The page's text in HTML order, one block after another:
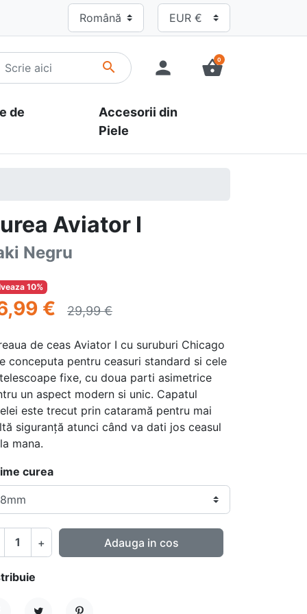
search person shopping_basket
0
de
Accesorii din
Piele
Aviator I
Negru
10%
€ 29,99 €
de ceas Aviator I cu suruburi Chicago
conceputa pentru ceasuri standard si cele
fixe, cu doua parti asimetrice
un aspect modern si unic. Capatul
este trecut prin cataramă pentru mai
siguranță atunci când va dati jos ceasul
mana.
curea
+ Adauga in cos